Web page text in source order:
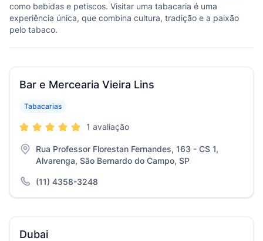
como bebidas e petiscos. Visitar uma tabacaria é uma
experiência única, que combina cultura, tradição e a paixão
pelo tabaco.
Bar e Mercearia Vieira Lins
Tabacarias
1 avaliação
Rua Professor Florestan Fernandes, 163 - CS 1,
Alvarenga, São Bernardo do Campo, SP
(11) 4358-3248
Dubai